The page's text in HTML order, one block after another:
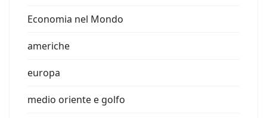
Economia nel Mondo
americhe
europa
medio oriente e golfo